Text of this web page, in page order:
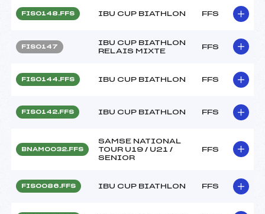
FIS0148.FFS IBU CUP BIATHLON FFS
FIS0147
IBU CUP BIATHLON
RELAIS MIXTE
FFS
FIS0144.FFS IBU CUP BIATHLON FFS
FIS0142.FFS IBU CUP BIATHLON FFS
BNAM0032.FFS
SAMSE NATIONAL
TOUR U19 / U21 /
SENIOR
FFS
FIS0086.FFS IBU CUP BIATHLON FFS